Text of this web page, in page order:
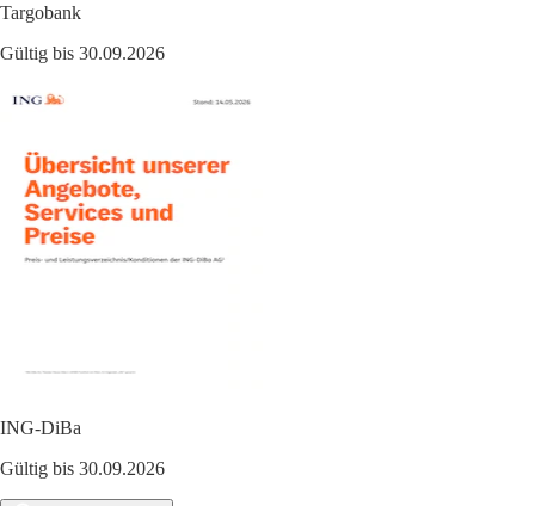
Targobank
Gültig bis 30.09.2026
ING-DiBa
Gültig bis 30.09.2026